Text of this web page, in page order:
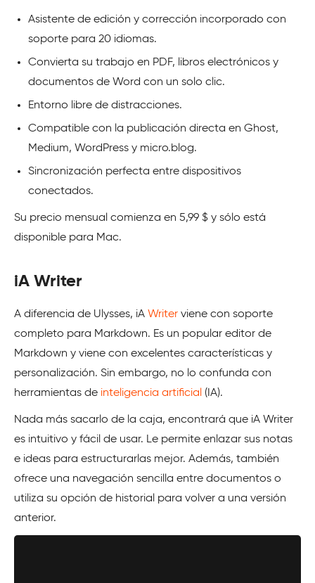
Asistente de edición y corrección incorporado con
soporte para 20 idiomas.
Convierta su trabajo en PDF, libros electrónicos y
documentos de Word con un solo clic.
Entorno libre de distracciones.
Compatible con la publicación directa en Ghost,
Medium, WordPress y micro.blog.
Sincronización perfecta entre dispositivos
conectados.
Su precio mensual comienza en 5,99 $ y sólo está
disponible para Mac.
iA Writer
A diferencia de Ulysses, iA Writer viene con soporte
completo para Markdown. Es un popular editor de
Markdown y viene con excelentes características y
personalización. Sin embargo, no lo confunda con
herramientas de inteligencia artificial (IA).
Nada más sacarlo de la caja, encontrará que iA Writer
es intuitivo y fácil de usar. Le permite enlazar sus notas
e ideas para estructurarlas mejor. Además, también
ofrece una navegación sencilla entre documentos o
utiliza su opción de historial para volver a una versión
anterior.